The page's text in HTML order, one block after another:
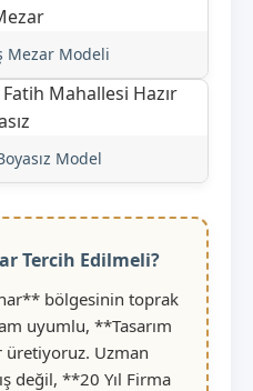
Mezar Modeli
Model
Tercih Edilmeli?
bölgesinin toprak
uyumlu, **Tasarım
Uzman
değil, **20 Yıl Firma